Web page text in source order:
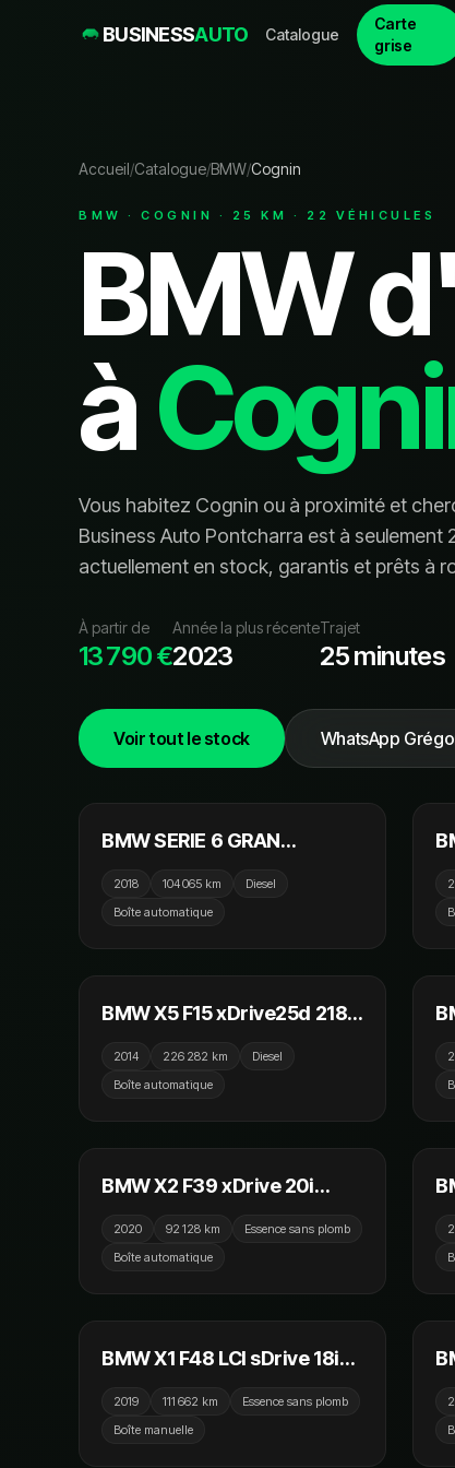
BUSINESSAUTO Catalogue
Carte
grise
Accueil/Catalogue/BMW/Cognin
BMW ·COGNIN · 25 KM · 22 VÉHICULE S
BMW
à
Vous habitez Cognin ou à proximité et
Business Auto Pontcharra est à seulement
actuellement en stock, garantis et prêts à
À partir de
13 790 €
Année la plus récente
2023
Trajet
25 minutes
Voir tout le stock WhatsApp
29 990 €
BMW SERIE 6 GRAN
320 ch BVA8 M Sport
2018 104 065 km
Diesel
Boîte automatique
15 990 €
BMW X5 F15 xDrive25d 218
2014 226 282 km
Diesel
Boîte automatique
24 990 €
BMW X2 F39 xDrive 20i
Camera / Sièges Chauffants
2020 92 128 km
Essence sans plomb
Boîte automatique
17 990 €
BMW X1 F48 LCI sDrive 18i
Chauffants / GPS / Camera
2019 111 662 km
Essence sans plomb
Boîte manuelle
15 990 €